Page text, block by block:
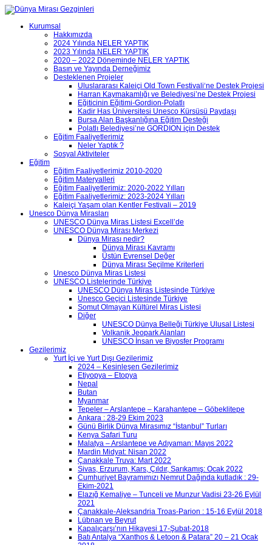
Kurumsal
Hakkımızda
2024 Yılında NELER YAPTIK
2023 Yılında NELER YAPTIK
2020 – 2022 Döneminde NELER YAPTIK
Basın ve Yayında Derneğimiz
Desteklenen Projeler
Uluslararası Kaleiçi Old Town Festivali‘ne Destek Projesi
Harran Kaymakamlığı ve Belediyesi’ne Destek Projesi
Eğiticinin Eğitimi-Gordion-Polatlı
Kadir Has Üniversitesi Unesco Kürsüsü Paydaşı
Bursa Alan Başkanlığına Eğitim Desteği
Polatlı Belediyesi’ne GORDION için Destek
Eğitim Faaliyetlerimiz
Neler Yaptık ?
Sosyal Aktiviteler
Eğitim
Eğitim Faaliyetlerimiz 2010-2020
Eğitim Materyalleri
Eğitim Faaliyetlerimiz: 2020-2022 Yılları
Eğitim Faaliyetlerimiz: 2023-2024 Yılları
Kaleiçi Yaşam olan Kentler Festivali – 2019
Unesco Dünya Mirasları
UNESCO Dünya Miras Listesi Excell’de
UNESCO Dünya Mirası Merkezi
Dünya Mirası nedir?
Dünya Mirası Kavramı
Üstün Evrensel Değer
Dünya Mirası Seçilme Kriterleri
Unesco Dünya Miras Listesi
UNESCO Listelerinde Türkiye
UNESCO Dünya Miras Listesinde Türkiye
Unesco Geçici Listesinde Türkiye
Somut Olmayan Kültürel Miras Listesi
Diğer
UNESCO Dünya Belleği Türkiye Ulusal Listesi
Volkanik Jeopark Alanları
UNESCO İnsan ve Biyosfer Programı
Gezilerimiz
Yurt İçi ve Yurt Dışı Gezilerimiz
2024 – Kesinleşen Gezilerimiz
Etiyopya – Etopya
Nepal
Butan
Myanmar
Tepeler – Arslantepe – Karahantepe – Göbeklitepe
Ankara : 28-29 Ekim 2023
Günü Birlik Dünya Mirasımız “İstanbul” Turları
Kenya Safari Turu
Malatya – Arslantepe ve Adıyaman: Mayıs 2022
Mardin Midyat: Nisan 2022
Çanakkale Truva: Mart 2022
Sivas, Erzurum, Kars, Çıldır, Sarıkamış: Ocak 2022
Cumhuriyet Bayramımızı Nemrut Dağında kutladık : 29-
Ekim-2021
Elazığ Kemaliye – Tunceli ve Munzur Vadisi 23-26 Eylül
2021
Çanakkale-Aleksandria Troas-Parion : 15-16 Eylül 2018
Lübnan ve Beyrut
Kapalıçarşı’nın Hikayesi 17-Şubat-2018
Batı Antalya “Xanthos & Letoon & Patara” 20 – 21 Ocak